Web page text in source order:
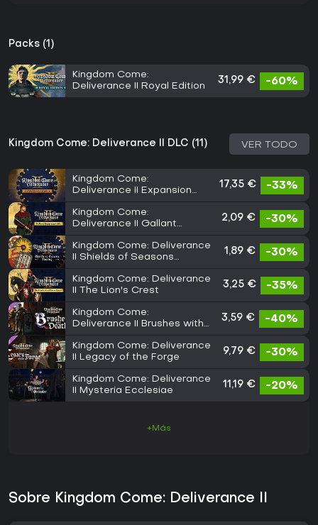
Packs (1)
Kingdom Come:
Deliverance II Royal Edition
31,99 € -60%
Kingdom Come: Deliverance II DLC (11) VER TODO
Kingdom Come:
Deliverance II Expansion
17,35 € -33%
Kingdom Come:
Deliverance II Gallant
2,09 € -30%
Kingdom Come: Deliverance
II Shields of Seasons
1,89 € -30%
Kingdom Come: Deliverance
II The Lion's Crest
3,25 € -35%
Kingdom Come:
Deliverance II Brushes with
3,59 € -40%
Kingdom Come: Deliverance
II Legacy of the Forge
9,79 € -30%
Kingdom Come: Deliverance
II Mysteria Ecclesiae
11,19 € -20%
+Más
Sobre Kingdom Come: Deliverance II